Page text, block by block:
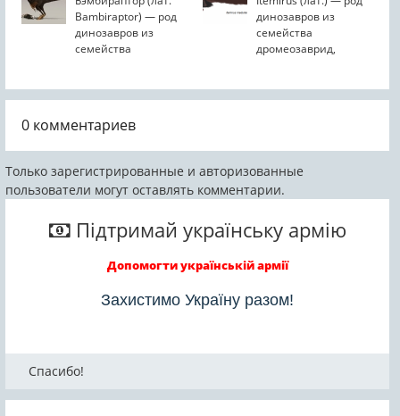
известный из
раннего мела штата
Юта, США. По
данным
анализа, который
дромеозаврид,
которые жили в
верхнем меловом
периоде на
современной
Bambiraptor) — род
динозавров из
семейства
верхнем мелу, около
лет назад. Останки
динозавров из
семейства
дромеозаврид,
(93,5—86,3 млн лет
0 комментариев
Только зарегистрированные и авторизованные
пользователи могут оставлять комментарии.
Підтримай українську армію
Допомогти українській армії
Захистимо Україну разом!
Спасибо!